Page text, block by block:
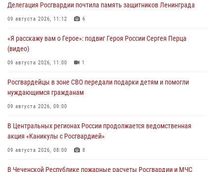
Делегация Росгвардии почтила память защитников Ленинграда
09 августа 2026, 11:12 6
«Я расскажу вам о Герое»: подвиг Героя России Сергея Перца
(видео)
09 августа 2026, 11:00 1
Росгвардейцы в зоне СВО передали подарки детям и помогли
нуждающимся гражданам
09 августа 2026, 09:00
В Центральных регионах России продолжается ведомственная
акция «Каникулы с Росгвардией»
09 августа 2026, 08:00 8
В Чеченской Республике пожарные расчеты Росгвардии и МЧС